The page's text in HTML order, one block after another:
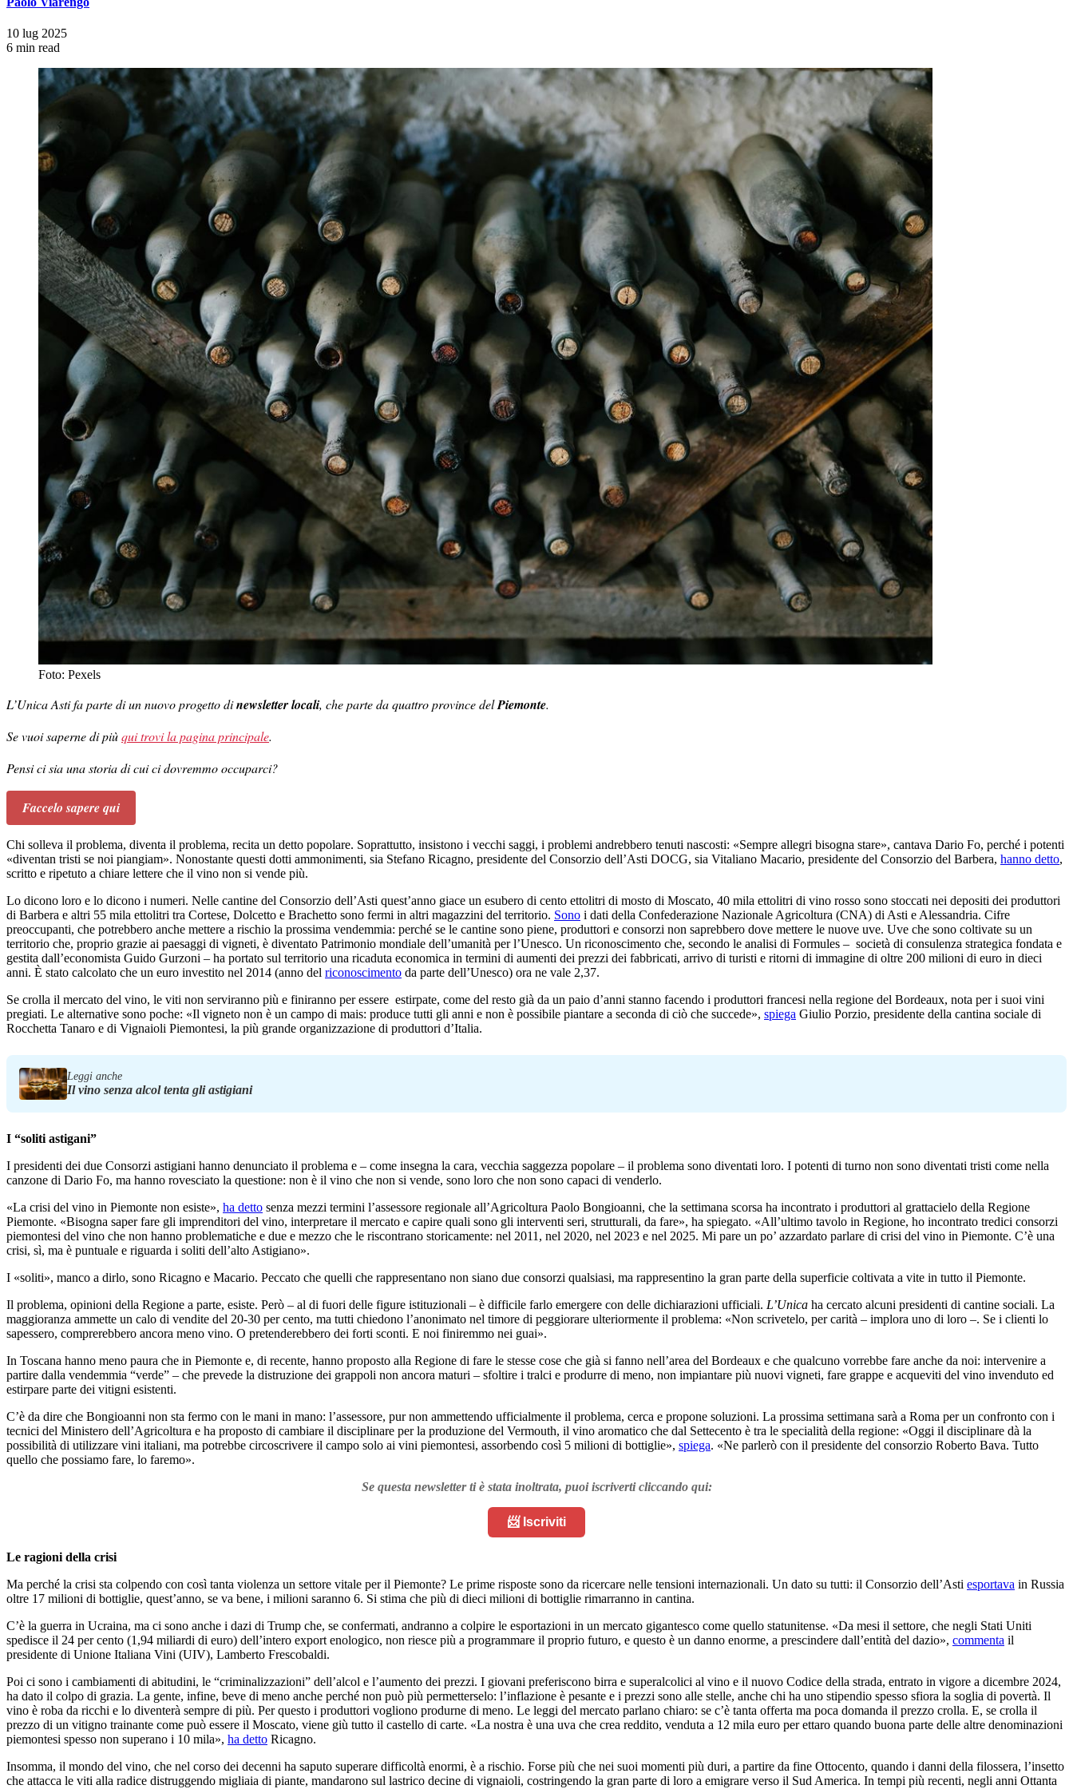
10 lug 2025
6 min read
Foto: Pexels
L’Unica Asti fa parte di un nuovo progetto dinewsletter locali, che parte da quattro province delPiemonte.
Se vuoi saperne di piùqui trovi la pagina principale.
Pensi ci sia una storia di cui ci dovremmo occuparci?
Faccelo sapere qui
Chi solleva il problema, diventa il problema, recita un detto popolare. Soprattutto, insistono i vecchi saggi, i problemi andrebbero tenuti nascosti: «Sempre allegri bisogna stare», cantava Dario Fo, perché i potenti
«diventan tristi se noi piangiam». Nonostante questi dotti ammonimenti, sia Stefano Ricagno, presidente del Consorzio dell’Asti DOCG, sia Vitaliano Macario, presidente del Consorzio del Barbera, hanno detto,
scritto e ripetuto a chiare lettere che il vino non si vende più.
Lo dicono loro e lo dicono i numeri. Nelle cantine del Consorzio dell’Asti quest’anno giace un esubero di cento ettolitri di mosto di Moscato, 40 mila ettolitri di vino rosso sono stoccati nei depositi dei produttori
di Barbera e altri 55 mila ettolitri tra Cortese, Dolcetto e Brachetto sono fermi in altri magazzini del territorio. Sono i dati della Confederazione Nazionale Agricoltura (CNA) di Asti e Alessandria. Cifre
preoccupanti, che potrebbero anche mettere a rischio la prossima vendemmia: perché se le cantine sono piene, produttori e consorzi non saprebbero dove mettere le nuove uve. Uve che sono coltivate su un
territorio che, proprio grazie ai paesaggi di vigneti, è diventato Patrimonio mondiale dell’umanità per l’Unesco. Un riconoscimento che, secondo le analisi di Formules – società di consulenza strategica fondata e
gestita dall’economista Guido Gurzoni – ha portato sul territorio una ricaduta economica in termini di aumenti dei prezzi dei fabbricati, arrivo di turisti e ritorni di immagine di oltre 200 milioni di euro in dieci
anni. È stato calcolato che un euro investito nel 2014 (anno del riconoscimento da parte dell’Unesco) ora ne vale 2,37.
Se crolla il mercato del vino, le viti non serviranno più e finiranno per essere estirpate, come del resto già da un paio d’anni stanno facendo i produttori francesi nella regione del Bordeaux, nota per i suoi vini
pregiati. Le alternative sono poche: «Il vigneto non è un campo di mais: produce tutti gli anni e non è possibile piantare a seconda di ciò che succede», spiega Giulio Porzio, presidente della cantina sociale di
Rocchetta Tanaro e di Vignaioli Piemontesi, la più grande organizzazione di produttori d’Italia.
Leggi anche
Il vino senza alcol tenta gli astigiani
I “soliti astigani”
I presidenti dei due Consorzi astigiani hanno denunciato il problema e – come insegna la cara, vecchia saggezza popolare – il problema sono diventati loro. I potenti di turno non sono diventati tristi come nella
canzone di Dario Fo, ma hanno rovesciato la questione: non è il vino che non si vende, sono loro che non sono capaci di venderlo.
«La crisi del vino in Piemonte non esiste», ha detto senza mezzi termini l’assessore regionale all’Agricoltura Paolo Bongioanni, che la settimana scorsa ha incontrato i produttori al grattacielo della Regione
Piemonte. «Bisogna saper fare gli imprenditori del vino, interpretare il mercato e capire quali sono gli interventi seri, strutturali, da fare», ha spiegato. «All’ultimo tavolo in Regione, ho incontrato tredici consorzi
piemontesi del vino che non hanno problematiche e due e mezzo che le riscontrano storicamente: nel 2011, nel 2020, nel 2023 e nel 2025. Mi pare un po’ azzardato parlare di crisi del vino in Piemonte. C’è una
crisi, sì, ma è puntuale e riguarda i soliti dell’alto Astigiano».
I «soliti», manco a dirlo, sono Ricagno e Macario. Peccato che quelli che rappresentano non siano due consorzi qualsiasi, ma rappresentino la gran parte della superficie coltivata a vite in tutto il Piemonte.
Il problema, opinioni della Regione a parte, esiste. Però – al di fuori delle figure istituzionali – è difficile farlo emergere con delle dichiarazioni ufficiali. L’Unica ha cercato alcuni presidenti di cantine sociali. La
maggioranza ammette un calo di vendite del 20-30 per cento, ma tutti chiedono l’anonimato nel timore di peggiorare ulteriormente il problema: «Non scrivetelo, per carità – implora uno di loro –. Se i clienti lo
sapessero, comprerebbero ancora meno vino. O pretenderebbero dei forti sconti. E noi finiremmo nei guai».
In Toscana hanno meno paura che in Piemonte e, di recente, hanno proposto alla Regione di fare le stesse cose che già si fanno nell’area del Bordeaux e che qualcuno vorrebbe fare anche da noi: intervenire a
partire dalla vendemmia “verde” – che prevede la distruzione dei grappoli non ancora maturi – sfoltire i tralci e produrre di meno, non impiantare più nuovi vigneti, fare grappe e acqueviti del vino invenduto ed
estirpare parte dei vitigni esistenti.
C’è da dire che Bongioanni non sta fermo con le mani in mano: l’assessore, pur non ammettendo ufficialmente il problema, cerca e propone soluzioni. La prossima settimana sarà a Roma per un confronto con i
tecnici del Ministero dell’Agricoltura e ha proposto di cambiare il disciplinare per la produzione del Vermouth, il vino aromatico che dal Settecento è tra le specialità della regione: «Oggi il disciplinare dà la
possibilità di utilizzare vini italiani, ma potrebbe circoscrivere il campo solo ai vini piemontesi, assorbendo così 5 milioni di bottiglie», spiega. «Ne parlerò con il presidente del consorzio Roberto Bava. Tutto
quello che possiamo fare, lo faremo».
Se questa newsletter ti è stata inoltrata, puoi iscriverti cliccando qui:
📨 Iscriviti
Le ragioni della crisi
Ma perché la crisi sta colpendo con così tanta violenza un settore vitale per il Piemonte? Le prime risposte sono da ricercare nelle tensioni internazionali. Un dato su tutti: il Consorzio dell’Asti esportava in Russia
oltre 17 milioni di bottiglie, quest’anno, se va bene, i milioni saranno 6. Si stima che più di dieci milioni di bottiglie rimarranno in cantina.
C’è la guerra in Ucraina, ma ci sono anche i dazi di Trump che, se confermati, andranno a colpire le esportazioni in un mercato gigantesco come quello statunitense. «Da mesi il settore, che negli Stati Uniti
spedisce il 24 per cento (1,94 miliardi di euro) dell’intero export enologico, non riesce più a programmare il proprio futuro, e questo è un danno enorme, a prescindere dall’entità del dazio», commenta il
presidente di Unione Italiana Vini (UIV), Lamberto Frescobaldi.
Poi ci sono i cambiamenti di abitudini, le “criminalizzazioni” dell’alcol e l’aumento dei prezzi. I giovani preferiscono birra e superalcolici al vino e il nuovo Codice della strada, entrato in vigore a dicembre 2024,
ha dato il colpo di grazia. La gente, infine, beve di meno anche perché non può più permetterselo: l’inflazione è pesante e i prezzi sono alle stelle, anche chi ha uno stipendio spesso sfiora la soglia di povertà. Il
vino è roba da ricchi e lo diventerà sempre di più. Per questo i produttori vogliono produrne di meno. Le leggi del mercato parlano chiaro: se c’è tanta offerta ma poca domanda il prezzo crolla. E, se crolla il
prezzo di un vitigno trainante come può essere il Moscato, viene giù tutto il castello di carte. «La nostra è una uva che crea reddito, venduta a 12 mila euro per ettaro quando buona parte delle altre denominazioni
piemontesi spesso non superano i 10 mila», ha detto Ricagno.
Insomma, il mondo del vino, che nel corso dei decenni ha saputo superare difficoltà enormi, è a rischio. Forse più che nei suoi momenti più duri, a partire da fine Ottocento, quando i danni della filossera, l’insetto
che attacca le viti alla radice distruggendo migliaia di piante, mandarono sul lastrico decine di vignaioli, costringendo la gran parte di loro a emigrare verso il Sud America. In tempi più recenti, negli anni Ottanta